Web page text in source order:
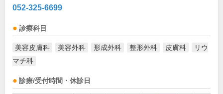
052-325-6699
診療科目
美容皮膚科 美容外科 形成外科 整形外科 皮膚科
リウ
マチ科
診療/受付時間・休診日